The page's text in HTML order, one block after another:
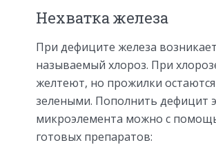
Нехватка железа
При дефиците железа
называемый хлороз. При
желтеют, но прожилки остаются
зелеными. Пополнить дефицит
микроэлемента можно с
готовых препаратов: